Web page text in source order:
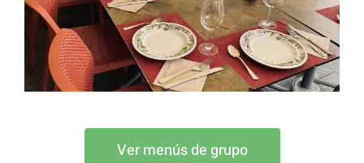
Ver menús de grupo